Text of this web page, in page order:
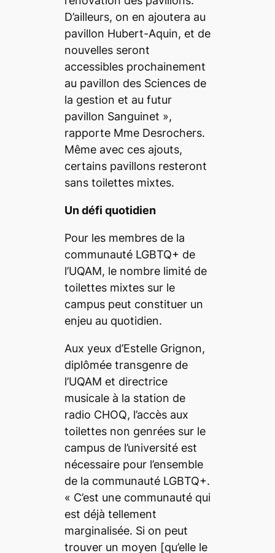
D’ailleurs, on en ajoutera au
pavillon Hubert-Aquin, et de
nouvelles seront
accessibles prochainement
au pavillon des Sciences de
la gestion et au futur
pavillon Sanguinet »,
rapporte Mme Desrochers.
Même avec ces ajouts,
certains pavillons resteront
sans toilettes mixtes.
Un défi quotidien
Pour les membres de la
communauté LGBTQ+ de
l’UQAM, le nombre limité de
toilettes mixtes sur le
campus peut constituer un
enjeu au quotidien.
Aux yeux d’Estelle Grignon,
diplômée transgenre de
l’UQAM et directrice
musicale à la station de
radio CHOQ, l’accès aux
toilettes non genrées sur le
campus de l’université est
nécessaire pour l’ensemble
de la communauté LGBTQ+.
« C’est une communauté qui
est déjà tellement
marginalisée. Si on peut
trouver un moyen [qu’elle le